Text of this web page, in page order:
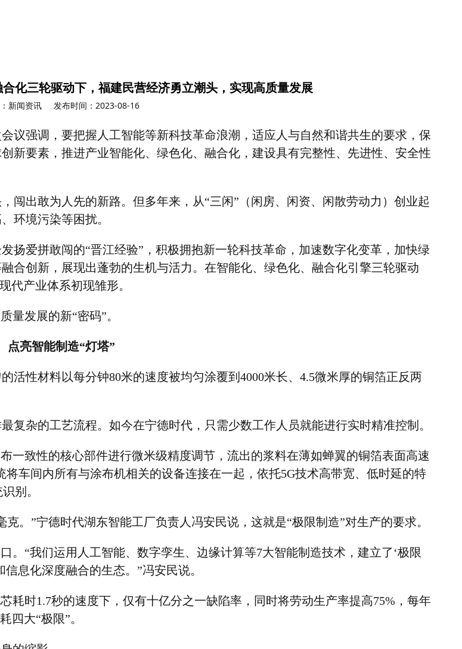
化三轮驱动下，福建民营经济勇立潮头，实现高质量发展
新闻资讯 发布时间：2023-08-16
议强调，要把握人工智能等新科技革命浪潮，适应人与自然和谐共生的要求，保
新要素，推进产业智能化、绿色化、融合化，建设具有完整性、先进性、安全性
闯出敢为人先的新路。但多年来，从“三闲” （闲房、闲资、闲散劳动力）创业起
环境污染等困扰。
扬爱拼敢闯的“晋江经验” ，积极拥抱新一轮科技革命，加速数字化变革，加快绿
合创新，展现出蓬勃的生机与活力。在智能化、绿色化、融合化引擎三轮驱动
现代产业体系初现雏形。
量发展的新“密码”。
点亮智能制造“灯塔”
活性材料以每分钟80米的速度被均匀涂覆到 4000米长、 4.5微米厚的铜箔正反两
复杂的工艺流程。如今在宁德时代，只需少数工作人员就能进行实时精准控制。
一致性的核心部件进行微米级精度调节，流出的浆料在薄如蝉翼的铜箔表面高速
将车间内所有与涂布机相关的设备连接在一起，依托5G技术高带宽、低时延的特
别。
。 ”宁德时代湖东智能工厂负责人冯安民说，这就是“极限制造”对生产的要求。
。 “我们运用人工智能、数字孪生、边缘计算等7大智能制造技术，建立了 ‘极限
息化深度融合的生态。 ”冯安民说。
耗时1.7秒的速度下，仅有十亿分之一缺陷率，同时将劳动生产率提高75% ，每年
四大“极限”。